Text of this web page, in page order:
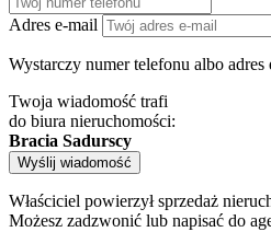
Adres e-mail
Wystarczy numer telefonu albo adres
Twoja wiadomość trafi
do biura nieruchomości:
Bracia Sadurscy
Wyślij wiadomość
Właściciel powierzył sprzedaż
Możesz zadzwonić lub napisać do